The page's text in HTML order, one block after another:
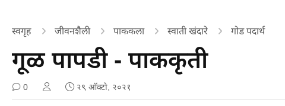
स्वगृह जीवनशैली पाककला स्वाती खंदारे गोड पदार्थ
गूळ पापडी - पाककृती
0 २९ ऑक्टो, २०२१